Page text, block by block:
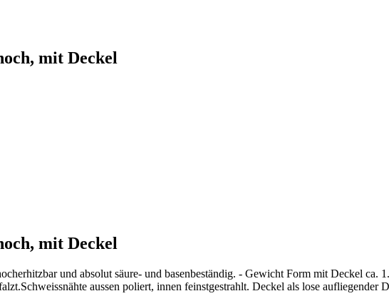
mit Deckel
mit Deckel
und absolut säure- und basenbeständig. - Gewicht Form mit Deckel ca.
aussen poliert, innen feinstgestrahlt. Deckel als lose